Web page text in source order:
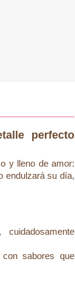
perfecto
y lleno de amor:
endulzará su día,
con sabores que